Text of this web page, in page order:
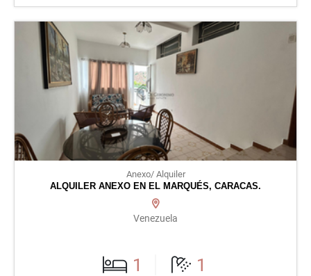
Anexo/ Alquiler
ALQUILER ANEXO EN EL MARQUÉS, CARACAS.
Venezuela
1 1